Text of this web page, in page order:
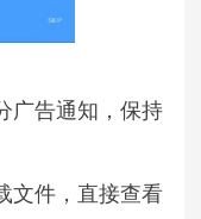
广告通知，保持
文件，直接查看